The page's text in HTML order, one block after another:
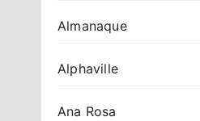
Almanaque
Alphaville
Ana Rosa